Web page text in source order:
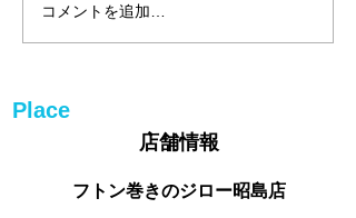
コメントを追加…
Place
店舗情報
フトン巻きのジロー昭島店